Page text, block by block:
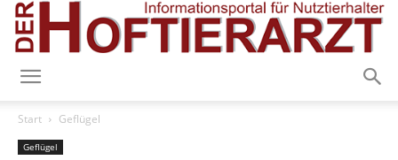
Start Geflügel
Geflügel